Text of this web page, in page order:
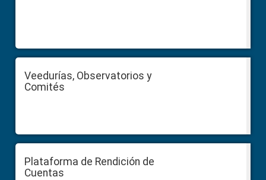
Veedurías, Observatorios y
Comités
Plataforma de Rendición de
Cuentas